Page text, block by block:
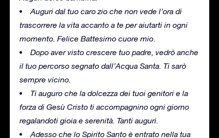
Auguri dal tuo caro zio che non vede l’ora di
trascorrere la vita accanto a te per aiutarti in ogni
momento. Felice Battesimo cuore mio.
Dopo aver visto crescere tuo padre, vedrò anche
il tuo percorso segnato dall’Acqua Santa. Ti sarò
sempre vicino.
Ti auguro che la dolcezza dei tuoi genitori e la
forza di Gesù Cristo ti accompagnino ogni giorno
regalandoti gioia e serenità. Tanti auguri.
Adesso che lo Spirito Santo è entrato nella tua